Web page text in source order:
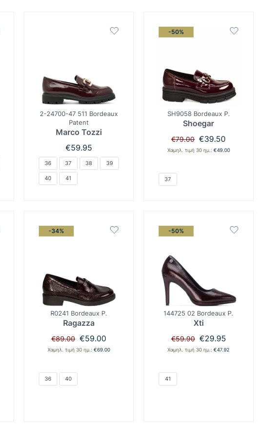
2-24700-47 511 Bordeaux
Patent
Marco Tozzi
€59.95
36 37 38 39
40 41
-50%
SH9058 Bordeaux P.
Shoegar
€79.00 Original
price
was:
€39.50
τρέχουσα
Χαμηλ. τιμή 30 ημ.: €49.00
37
-34%
R0241 Bordeaux P.
Ragazza
€89.00 Original
was:
€59.00Η
τιμή
Χαμηλ. τιμή 30 ημ.: €69.00
36 40
-50%
144725 02 Bordeaux P.
Xti
€59.90 Original
was:
€29.95Η
τιμή
Χαμηλ. τιμή 30 ημ.:€47.92
41